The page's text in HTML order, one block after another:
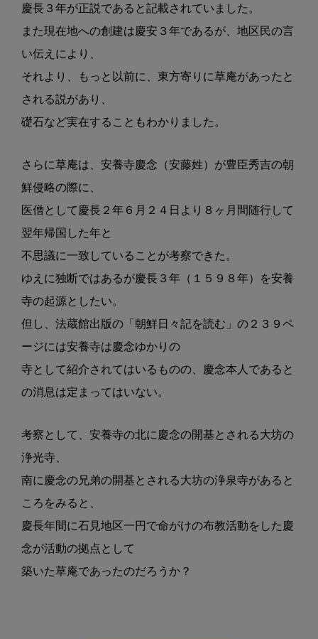
慶長 ３年が正説であると記載されていました。
また現在地への創建は慶安３年であるが、地区民の言
い伝えにより、
それより、
もっと以前に、東方寄りに草庵があったと
される説があり、
礎石など実在することもわかりました。
さらに草庵は、安養寺慶念（安藤姓）が豊 臣秀吉の朝
鮮侵略の際に、
医僧として慶長２年６月２４日より８ヶ月間随行して
翌年帰国した年と
不思議に一致しているこ とが考察できた。
ゆえに独断ではあるが慶長３年（１５９８年）を安養
寺の起源としたい。
但し、法蔵館出版の「朝鮮日々記を読む」の２３９ペ
ージには安養寺は慶念ゆかりの
寺として紹介されてはいるものの、慶念本人であると
の消息は定まってはいない。
考察として、安養寺の北に慶念の開基と される大坊の
浄光寺、
南に慶念の兄弟の開基とされる大坊の浄泉寺があると
こ ろをみると、
慶長年間に石見地区一円で命がけの布教活動をした慶
念が活動の拠点として
築いた草庵であったのだろう か？